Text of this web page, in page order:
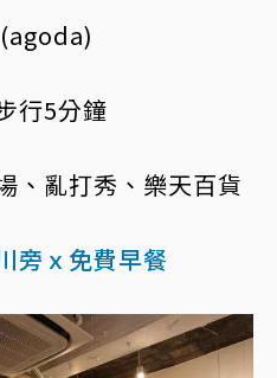
行5分鐘
、亂打秀、樂天百貨
旁ｘ免費早餐